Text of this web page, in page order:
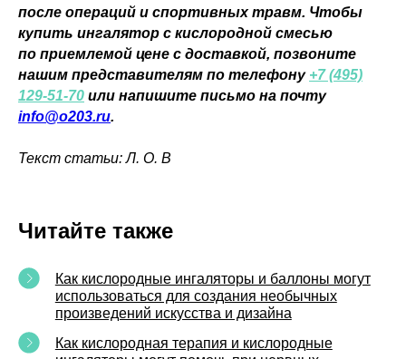
после операций и спортивных травм. Чтобы
купить ингалятор с кислородной смесью
по приемлемой цене с доставкой, позвоните
нашим представителям по телефону +7 (495)
129-51-70 или напишите письмо на почту
info@o203.ru.
Текст статьи: Л. О. В
Читайте также
Как кислородные ингаляторы и баллоны могут
использоваться для создания необычных
произведений искусства и дизайна
Как кислородная терапия и кислородные